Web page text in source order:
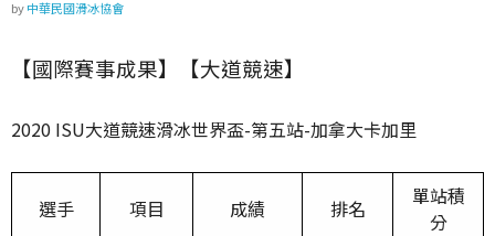
by中華民國滑冰協會
【國際賽事成果】【大道競速】
2020 ISU大道競速滑冰世界盃-第五站-加拿大卡加里
選手 項目 成績 排名
單站積
分